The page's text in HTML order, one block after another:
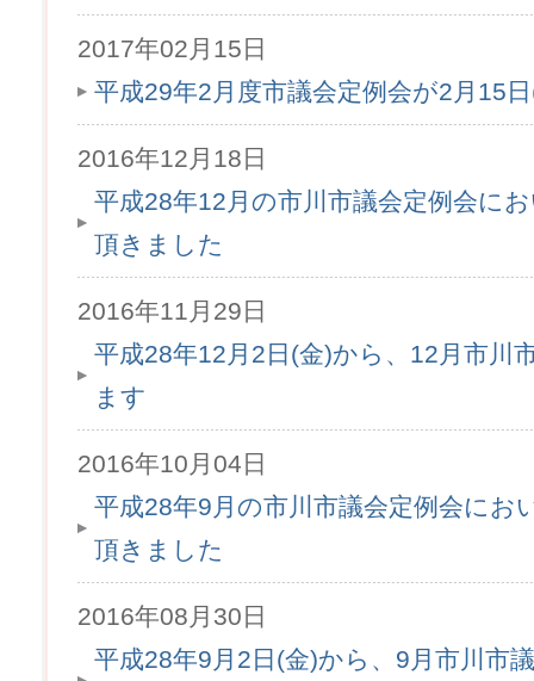
2017年02月15日
平成29年2月度市議会定例会が2月15
2016年12月18日
平成28年12月の市川市議会定例会に
頂きました
2016年11月29日
平成28年12月2日(金)から、12月市川
ます
2016年10月04日
平成28年9月の市川市議会定例会にお
頂きました
2016年08月30日
平成28年9月2日(金)から、9月市川市